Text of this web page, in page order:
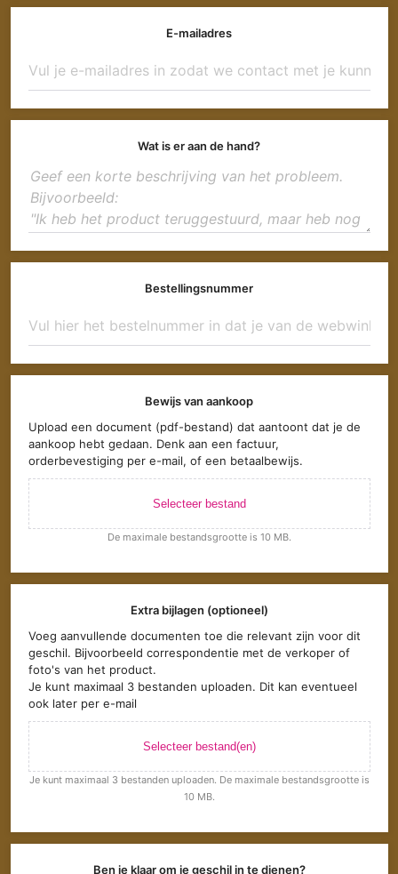
E-mailadres
Wat is er aan de hand?
Bestellingsnummer
Bewijs van aankoop
Upload een document (pdf-bestand) dat aantoont dat je de
aankoop hebt gedaan. Denk aan een factuur,
orderbevestiging per e-mail, of een betaalbewijs.
Selecteer bestand
De maximale bestandsgrootte is 10 MB.
Extra bijlagen (optioneel)
Voeg aanvullende documenten toe die relevant zijn voor dit
geschil. Bijvoorbeeld correspondentie met de verkoper of
foto's van het product.
Je kunt maximaal 3 bestanden uploaden. Dit kan eventueel
ook later per e-mail
Selecteer bestand(en)
Je kunt maximaal 3 bestanden uploaden. De maximale bestandsgrootte is
10 MB.
Ben je klaar om je geschil in te dienen?